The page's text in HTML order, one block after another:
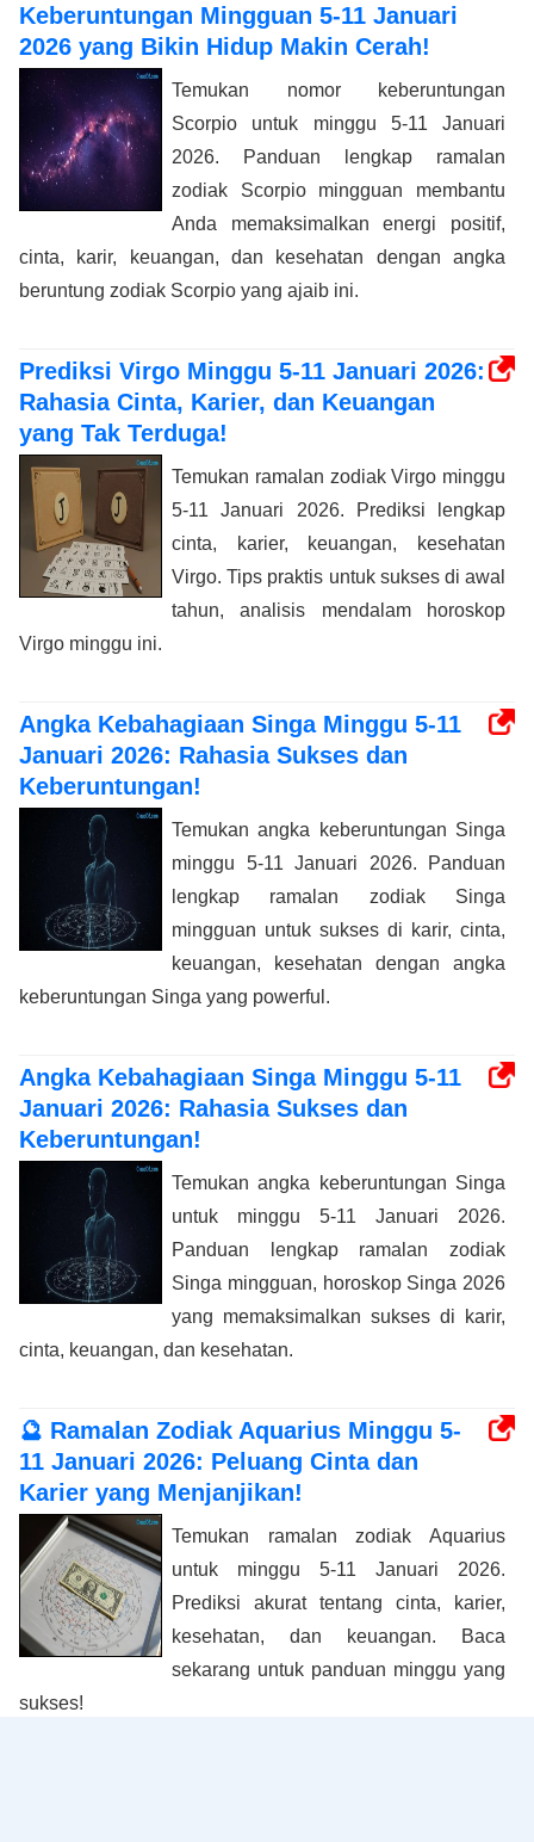
Keberuntungan Mingguan 5-11 Januari
2026 yang Bikin Hidup Makin Cerah!
Temukan nomor keberuntungan
Scorpio untuk minggu 5-11 Januari
2026. Panduan lengkap ramalan
zodiak Scorpio mingguan membantu
Anda memaksimalkan energi positif,
cinta, karir, keuangan, dan kesehatan dengan angka
beruntung zodiak Scorpio yang ajaib ini.
Prediksi Virgo Minggu 5-11 Januari 2026:
Rahasia Cinta, Karier, dan Keuangan
yang Tak Terduga!
Temukan ramalan zodiak Virgo minggu
5-11 Januari 2026. Prediksi lengkap
cinta, karier, keuangan, kesehatan
Virgo. Tips praktis untuk sukses di awal
tahun, analisis mendalam horoskop
Virgo minggu ini.
Angka Kebahagiaan Singa Minggu 5-11
Januari 2026: Rahasia Sukses dan
Keberuntungan!
Temukan angka keberuntungan Singa
minggu 5-11 Januari 2026. Panduan
lengkap ramalan zodiak Singa
mingguan untuk sukses di karir, cinta,
keuangan, kesehatan dengan angka
keberuntungan Singa yang powerful.
Angka Kebahagiaan Singa Minggu 5-11
Januari 2026: Rahasia Sukses dan
Keberuntungan!
Temukan angka keberuntungan Singa
untuk minggu 5-11 Januari 2026.
Panduan lengkap ramalan zodiak
Singa mingguan, horoskop Singa 2026
yang memaksimalkan sukses di karir,
cinta, keuangan, dan kesehatan.
🔮 Ramalan Zodiak Aquarius Minggu 5-
11 Januari 2026: Peluang Cinta dan
Karier yang Menjanjikan!
Temukan ramalan zodiak Aquarius
untuk minggu 5-11 Januari 2026.
Prediksi akurat tentang cinta, karier,
kesehatan, dan keuangan. Baca
sekarang untuk panduan minggu yang
sukses!